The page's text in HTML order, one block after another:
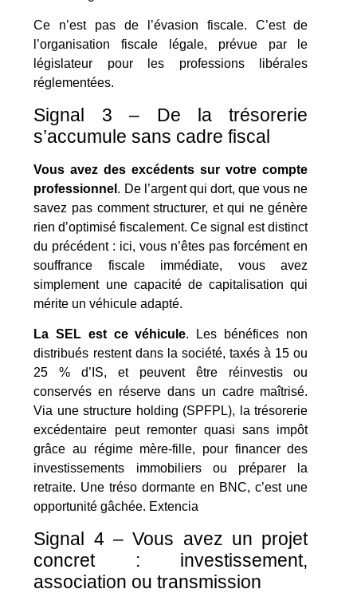
Ce n’est pas de l’évasion fiscale. C’est de
l’organisation fiscale légale, prévue par le
législateur pour les professions libérales
réglementées.
Signal 3 – De la trésorerie
s’accumule sans cadre fiscal
Vous avez des excédents sur votre compte
professionnel . De l’argent qui dort, que vous ne
savez pas comment structurer, et qui ne génère
rien d’optimisé fiscalement. Ce signal est distinct
du précédent : ici, vous n’êtes pas forcément en
souffrance fiscale immédiate, vous avez
simplement une capacité de capitalisation qui
mérite un véhicule adapté.
La SEL est ce véhicule. Les bénéfices non
distribués restent dans la société, taxés à 15 ou
25 % d’IS, et peuvent être réinvestis ou
conservés en réserve dans un cadre maîtrisé.
Via une structure holding (SPFPL), la trésorerie
excédentaire peut remonter quasi sans impôt
grâce au régime mère-fille, pour financer des
investissements immobiliers ou préparer la
retraite. Une tréso dormante en BNC, c’est une
opportunité gâchée. Extencia
Signal 4 – Vous avez un projet
concret : investissement,
association ou transmission